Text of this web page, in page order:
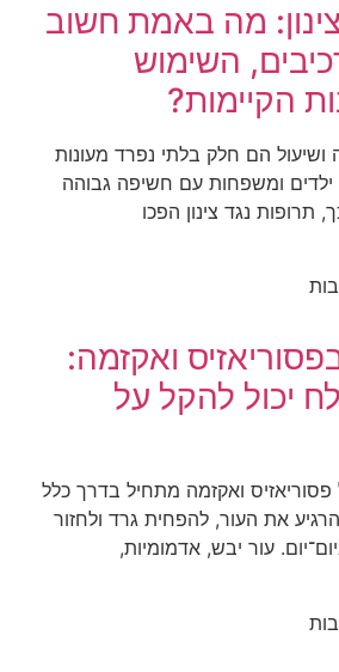
מה באמת חשוב
השימוש
הקיימות?
ושיעול הם חלק בלתי נפרד מעונות
ומשפחות עם חשיפה גבוהה
תרופות נגד צינון הפכו
ואקזמה:
יכול להקל על
ואקזמה מתחיל בדרך כלל
את העור, להפחית גרד ולחזור
עור יבש, אדמומיות,